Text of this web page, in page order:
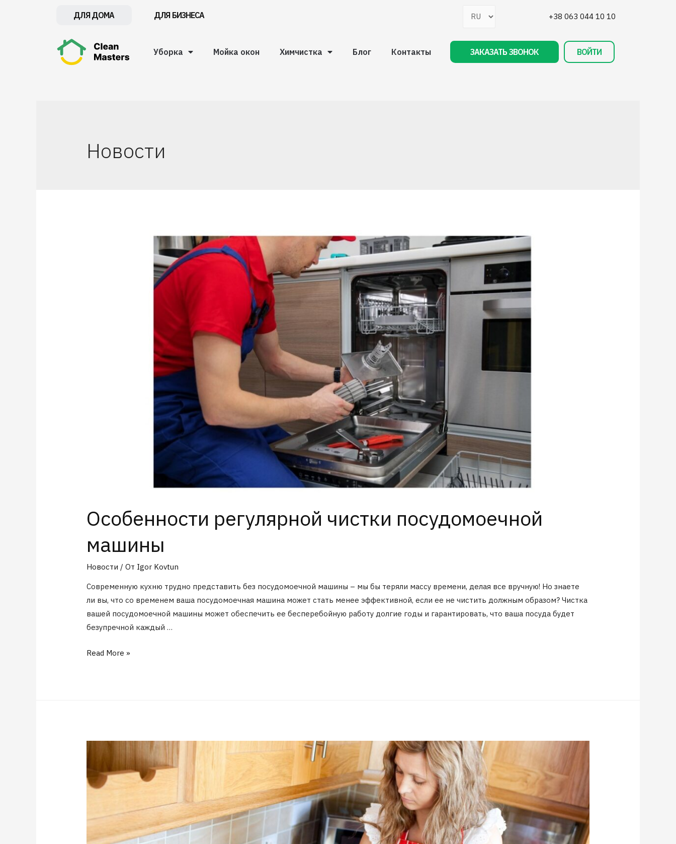
ДЛЯ ДОМА ДЛЯ БИЗНЕСА +38 063 044 10 10
Уборка Мойка окон Химчистка Блог Контакты ЗАКАЗАТЬ ЗВОНОК ВОЙТИ
Новости
Особенности регулярной чистки посудомоечной
машины
Новости / От Igor Kovtun
Современную кухню трудно представить без посудомоечной машины – мы бы теряли массу времени, делая все вручную! Но знаете
ли вы, что со временем ваша посудомоечная машина может стать менее эффективной, если ее не чистить должным образом? Чистка
вашей посудомоечной машины может обеспечить ее бесперебойную работу долгие годы и гарантировать, что ваша посуда будет
безупречной каждый …
Read More »